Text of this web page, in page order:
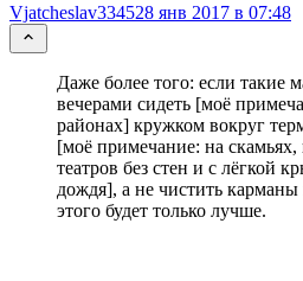
Vjatcheslav334528 янв 2017 в 07:48
Даже более того: если такие
вечерами сидеть [моё
районах] кружком вокруг
[моё примечание: на
театров без стен и с лёгкой
дождя], а не чистить
этого будет только лучше.